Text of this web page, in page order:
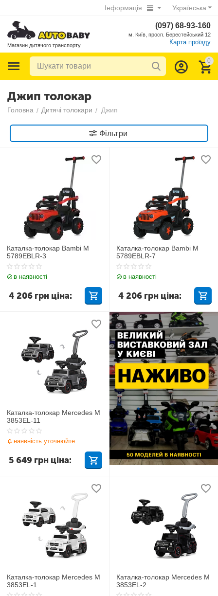
Українська
Інформація
Магазин дитячого транспорту
(097) 68-93-160
м. Київ, просп. Берестейський 12
Карта проїзду
0
Джип толокар
Головна / Дитячі толокари / Джип
Фільтри
Каталка-толокар Bambi M
5789EBLR-3
в наявності
4 206 грн ціна:
Каталка-толокар Bambi M
5789EBLR-7
в наявності
4 206 грн ціна:
Каталка-толокар Mercedes M
3853EL-11
наявність уточнюйте
5 649 грн ціна:
Каталка-толокар Mercedes M
3853EL-1
Каталка-толокар Mercedes M
3853EL-2